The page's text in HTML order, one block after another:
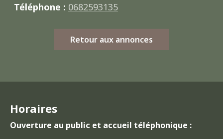
Téléphone : 0682593135
Retour aux annonces
Horaires
Ouverture au public et accueil téléphonique :